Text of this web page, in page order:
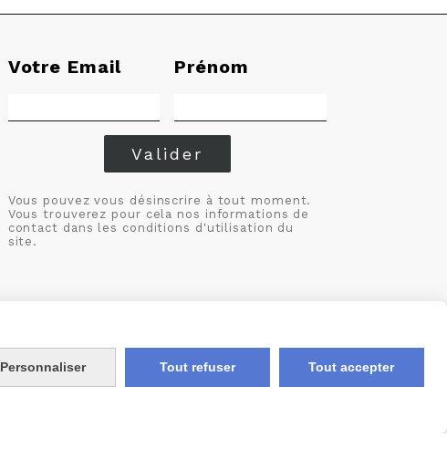
Votre Email Prénom
Valider
Vous pouvez vous désinscrire à tout moment.
Vous trouverez pour cela nos informations de
contact dans les conditions d'utilisation du
site.
Personnaliser Tout refuser Tout accepter